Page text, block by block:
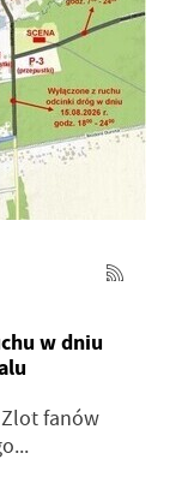
w dniu
Zlot fanów